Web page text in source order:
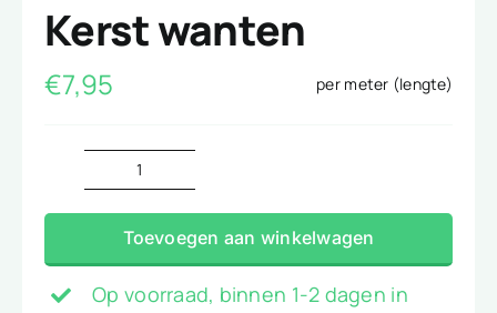
Kerst wanten
€7,95 per meter (lengte)
Kerst
wanten
aantal
Toevoegen aan winkelwagen
Op voorraad, binnen 1-2 dagen in